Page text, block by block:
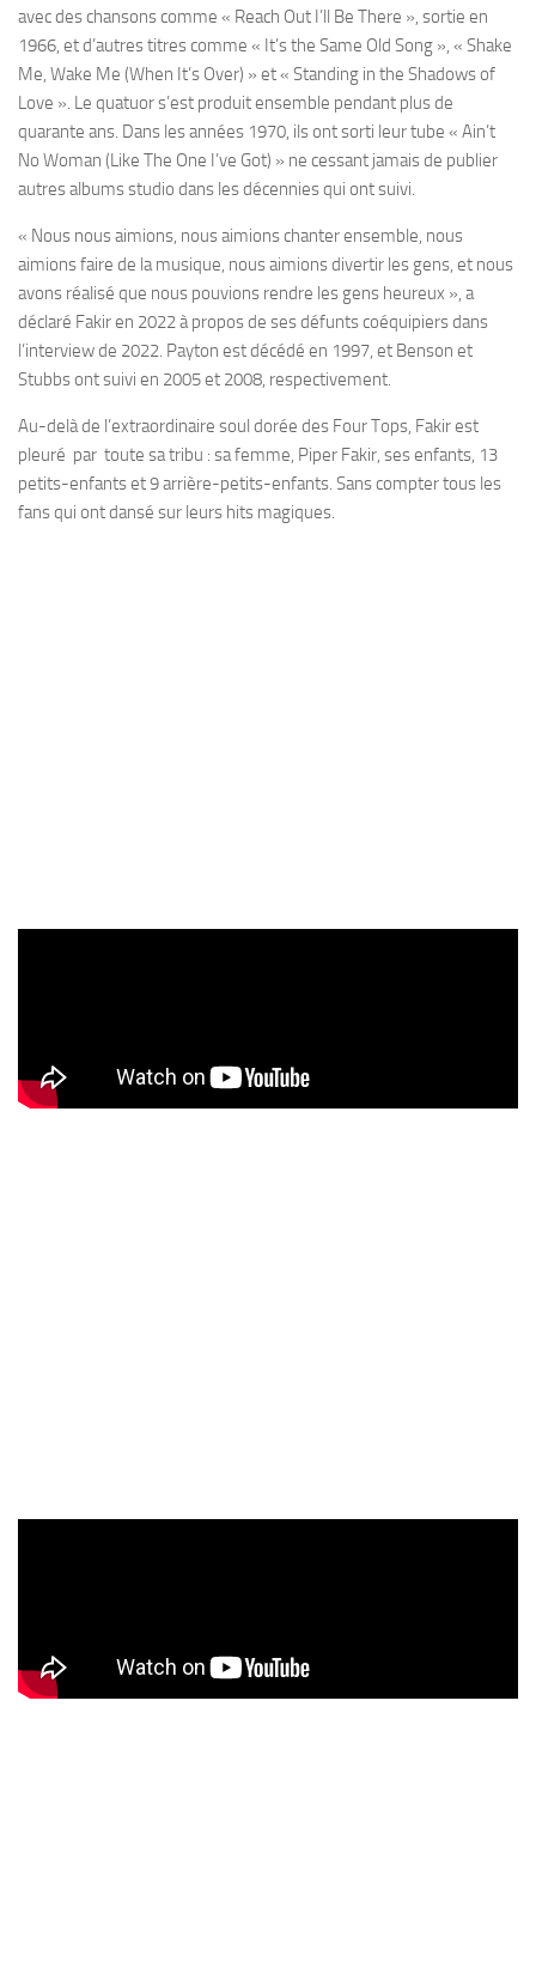
avec des chansons comme « Reach Out I’ll Be There », sortie en
1966, et d’autres titres comme « It’s the Same Old Song », « Shake
Me, Wake Me (When It’s Over) » et « Standing in the Shadows of
Love ». Le quatuor s’est produit ensemble pendant plus de
quarante ans. Dans les années 1970, ils ont sorti leur tube « Ain’t
No Woman (Like The One I’ve Got) » ne cessant jamais de publier
autres albums studio dans les décennies qui ont suivi.
« Nous nous aimions, nous aimions chanter ensemble, nous
aimions faire de la musique, nous aimions divertir les gens, et nous
avons réalisé que nous pouvions rendre les gens heureux », a
déclaré Fakir en 2022 à propos de ses défunts coéquipiers dans
l’interview de 2022. Payton est décédé en 1997, et Benson et
Stubbs ont suivi en 2005 et 2008, respectivement.
Au-delà de l’extraordinaire soul dorée des Four Tops, Fakir est
pleuré par toute sa tribu : sa femme, Piper Fakir, ses enfants, 13
petits-enfants et 9 arrière-petits-enfants. Sans compter tous les
fans qui ont dansé sur leurs hits magiques.